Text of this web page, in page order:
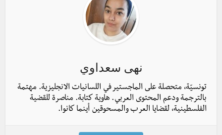
نهى سعداوي
تونسيّة، متحصلة على الماجستير في اللسانيات الانجليزية. مهتمة
بالترجمة ودعم المحتوى العربي. هاوية كتابة. مناصرة للقضية
الفلسطينية، لقضايا العرب والمسحوقين أينما كانوا.